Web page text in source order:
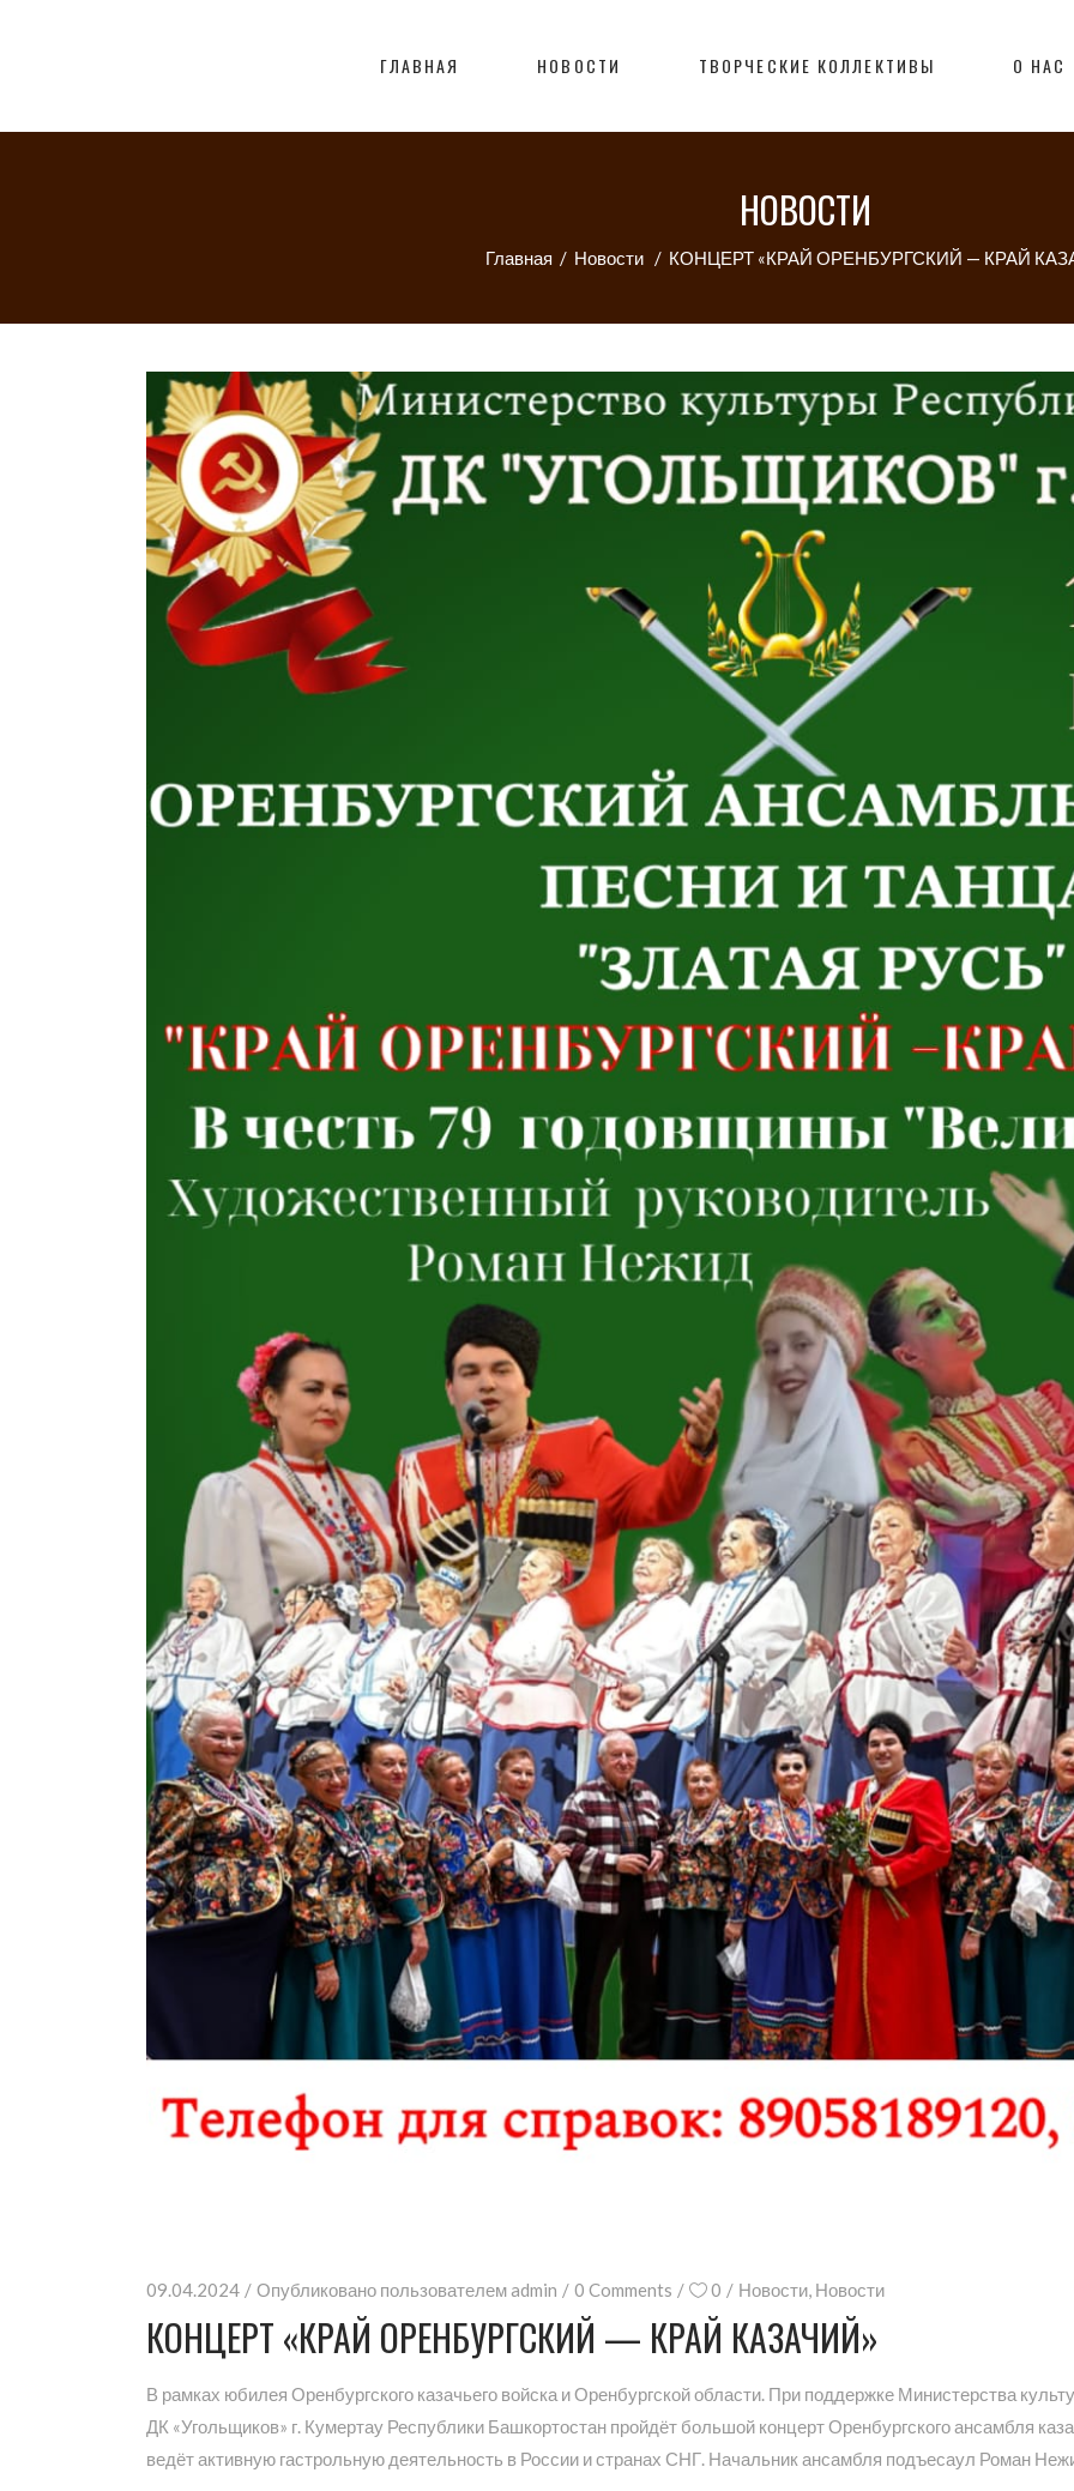
ГЛАВНАЯ НОВОСТИ ТВОРЧЕСКИЕ КОЛЛЕКТИВЫ О НАС
НОВОСТИ
Главная / Новости / КОНЦЕРТ «КРАЙ ОРЕНБУРГСКИЙ — КРАЙ
09.04.2024 Опубликовано пользователемadmin 0 Comments 0 Новости, Новости
КОНЦЕРТ «КРАЙ ОРЕНБУРГСКИЙ — КРАЙ КАЗАЧИЙ»
В рамках юбилея Оренбургского казачьего войска и Оренбургской области. При поддержке Министерства
ДК «Угольщиков» г. Кумертау Республики Башкортостан пройдёт большой концерт Оренбургского ансамбля
ведёт активную гастрольную деятельность в России и странах СНГ. Начальник ансамбля подъесаул Роман